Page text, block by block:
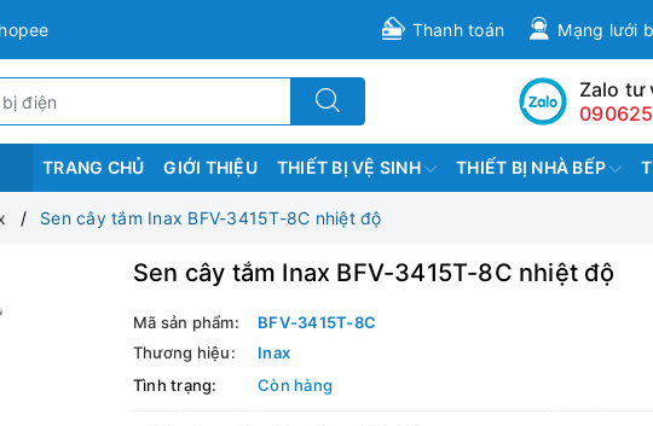
Thanh toán Mạng lưới
Zalo tư
TRANG CHỦ GIỚI THIỆU THIẾT BỊ VỆ SINH THIẾT BỊ NHÀ BẾP
Sen cây tắm Inax BFV-3415T-8C nhiệt độ
Sen cây tắm Inax BFV-3415T-8C nhiệt độ
Mã sản phẩm:
BFV-3415T-8C
Thương hiệu:
Inax
Tình trạng:
Còn hàng